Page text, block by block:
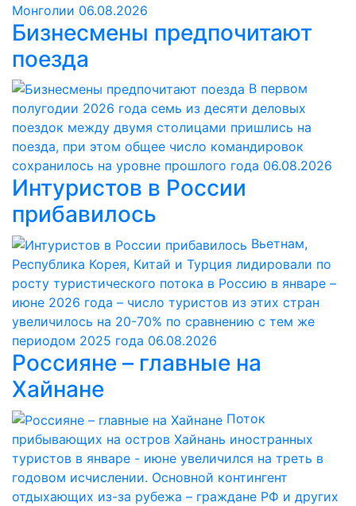
Монголии 06.08.2026
Бизнесмены предпочитают
поезда
В первом
полугодии 2026 года семь из десяти деловых
поездок между двумя столицами пришлись на
поезда, при этом общее число командировок
сохранилось на уровне прошлого года 06.08.2026
Интуристов в России
прибавилось
Вьетнам,
Республика Корея, Китай и Турция лидировали по
росту туристического потока в Россию в январе –
июне 2026 года – число туристов из этих стран
увеличилось на 20-70% по сравнению с тем же
периодом 2025 года 06.08.2026
Россияне – главные на
Хайнане
Поток
прибывающих на остров Хайнань иностранных
туристов в январе - июне увеличился на треть в
годовом исчислении. Основной контингент
отдыхающих из-за рубежа – граждане РФ и других